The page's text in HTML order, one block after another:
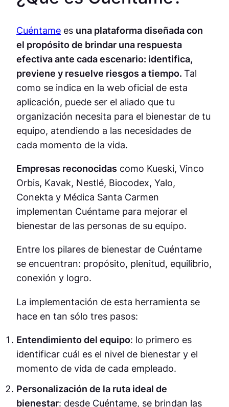
Cuéntame es una plataforma diseñada con
el propósito de brindar una respuesta
efectiva ante cada escenario: identifica,
previene y resuelve riesgos a tiempo. Tal
como se indica en la web oficial de esta
aplicación, puede ser el aliado que tu
organización necesita para el bienestar de tu
equipo, atendiendo a las necesidades de
cada momento de la vida.
Empresas reconocidas como Kueski, Vinco
Orbis, Kavak, Nestlé, Biocodex, Yalo,
Conekta y Médica Santa Carmen
implementan Cuéntame para mejorar el
bienestar de las personas de su equipo.
Entre los pilares de bienestar de Cuéntame
se encuentran: propósito, plenitud, equilibrio,
conexión y logro.
La implementación de esta herramienta se
hace en tan sólo tres pasos:
Entendimiento del equipo: lo primero es
identificar cuál es el nivel de bienestar y el
momento de vida de cada empleado.
Personalización de la ruta ideal de
bienestar: desde Cuéntame, se brindan las